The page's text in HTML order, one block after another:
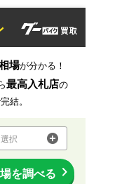
場が分かる！
最高入札店の
結。
択
を調べる